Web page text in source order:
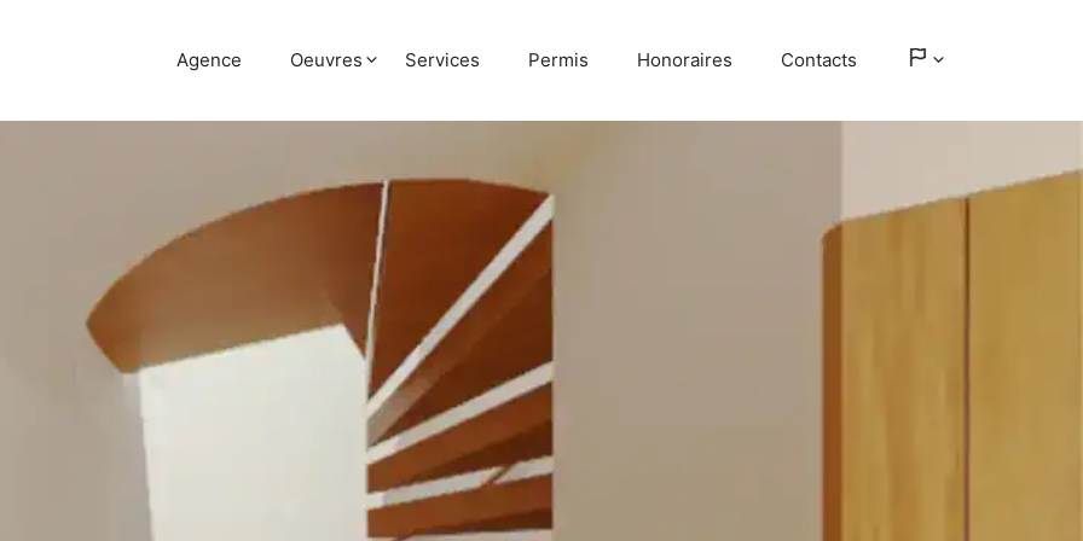
Agence Oeuvres Services Permis Honoraires Contacts